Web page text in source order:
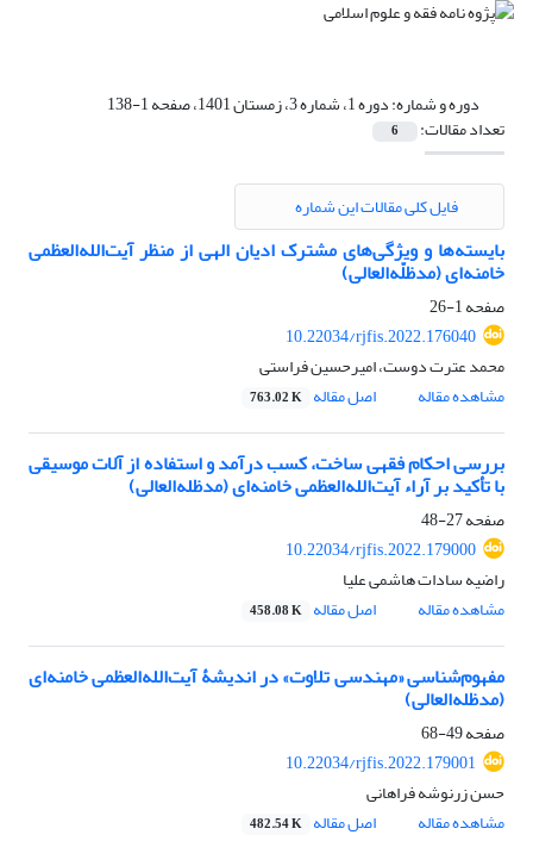
دوره و شماره:دوره 1، شماره 3، زمستان 1401، صفحه 1-138
تعداد مقالات: 6
فایل کلی مقالات این شماره
بایسته‌ها و ویژگی‌های مشترک ادیان الهی از منظر آیت‌الله‌العظمی
خامنه‌ای (مدظلّه‌العالی)
صفحه1-26
10.22034/rjfis.2022.176040
محمد عترت دوست، امیرحسین فراستی
مشاهده مقاله
اصل مقاله 763.02 K
بررسی احکام فقهی ساخت، کسب درآمد و استفاده از آلات موسیقی
با تأکید بر آراء آیت‌الله‌العظمی خامنه‌ای (مدظله‌العالی)
صفحه27-48
10.22034/rjfis.2022.179000
راضیه سادات هاشمی علیا
مشاهده مقاله
اصل مقاله 458.08 K
مفهوم‌شناسی «مهندسی تلاوت» در اندیشۀ آیت‌الله‌العظمی خامنه‌ای
(مدظله‌العالی)
صفحه49-68
10.22034/rjfis.2022.179001
حسن زرنوشه فراهانی
مشاهده مقاله
اصل مقاله 482.54 K